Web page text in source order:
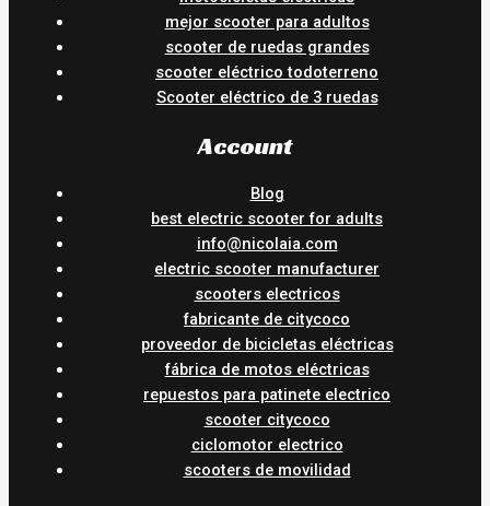
mejor scooter para adultos
scooter de ruedas grandes
scooter eléctrico todoterreno
Scooter eléctrico de 3 ruedas
Account
Blog
best electric scooter for adults
info@nicolaia.com
electric scooter manufacturer
scooters electricos
fabricante de citycoco
proveedor de bicicletas eléctricas
fábrica de motos eléctricas
repuestos para patinete electrico
scooter citycoco
ciclomotor electrico
scooters de movilidad